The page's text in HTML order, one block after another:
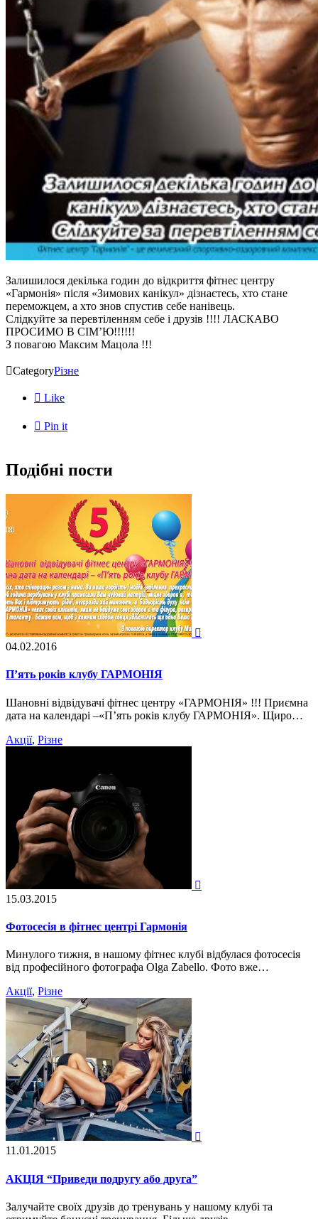
Залишилося декілька годин до відкриття фітнес центру
«Гармонія» після «Зимових канікул» дізнаєтесь, хто стане
переможцем, а хто знов спустив себе нанівець.
Слідкуйте за перевтіленням себе і друзів !!!! ЛАСКАВО
ПРОСИМО В СІМ’Ю!!!!!!
З повагою Максим Мацола !!!
CategoryРізне
 Like
 Pin it
Подібні пости

04.02.2016
П’ять років клубу ГАРМОНІЯ
Шановні відвідувачі фітнес центру «ГАРМОНІЯ» !!! Приємна
дата на календарі –«П’ять років клубу ГАРМОНІЯ». Щиро…
Акції, Різне

15.03.2015
Фотосесія в фітнес центрі Гармонія
Минулого тижня, в нашому фітнес клубі відбулася фотосесія
від професійного фотографа Olga Zabello. Фото вже…
Акції, Різне

11.01.2015
АКЦІЯ “Приведи подругу або друга”
Залучайте своїх друзів до тренувань у нашому клубі та